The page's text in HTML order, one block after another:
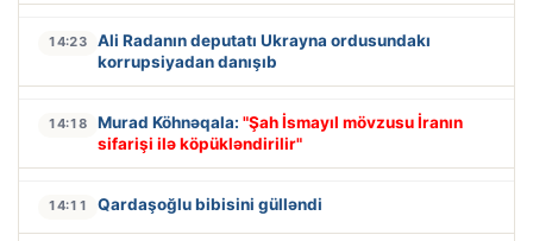
14:23
Ali Radanın deputatı Ukrayna ordusundakı
korrupsiyadan danışıb
14:18 Murad Köhnəqala: "Şah İsmayıl mövzusu İranın
sifarişi ilə köpükləndirilir"
14:11 Qardaşoğlu bibisini gülləndi